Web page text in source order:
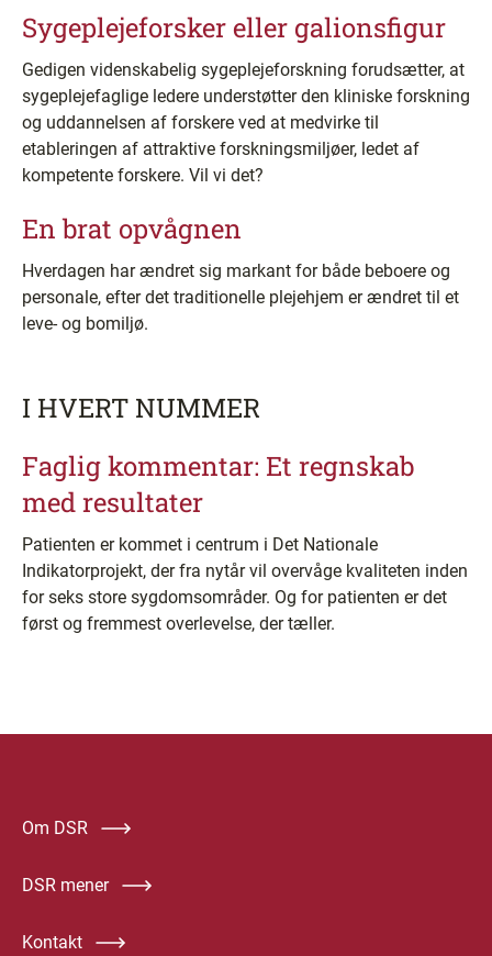
Sygeplejeforsker eller galionsfigur
Gedigen videnskabelig sygeplejeforskning forudsætter, at
sygeplejefaglige ledere understøtter den kliniske forskning
og uddannelsen af forskere ved at medvirke til
etableringen af attraktive forskningsmiljøer, ledet af
kompetente forskere. Vil vi det?
En brat opvågnen
Hverdagen har ændret sig markant for både beboere og
personale, efter det traditionelle plejehjem er ændret til et
leve- og bomiljø.
I HVERT NUMMER
Faglig kommentar: Et regnskab
med resultater
Patienten er kommet i centrum i Det Nationale
Indikatorprojekt, der fra nytår vil overvåge kvaliteten inden
for seks store sygdomsområder. Og for patienten er det
først og fremmest overlevelse, der tæller.
Om DSR
DSR mener
Kontakt